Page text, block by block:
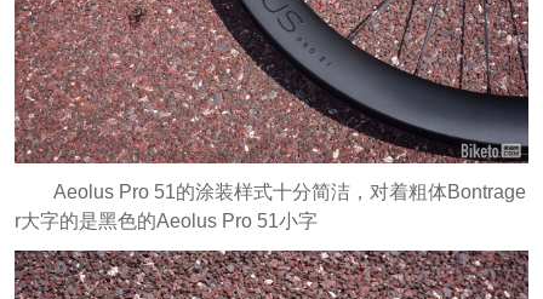
Aeolus Pro 51的涂装样式十分简洁，对着粗体Bontrage
r大字的是黑色的Aeolus Pro 51小字